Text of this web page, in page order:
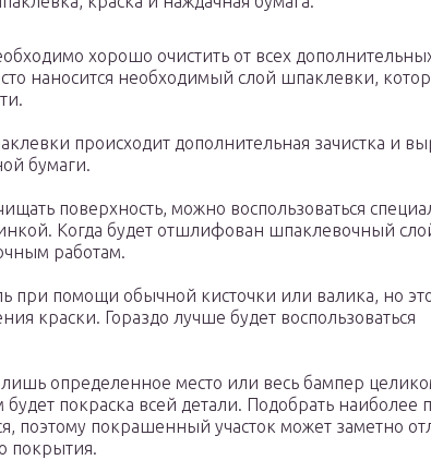
хорошо очистить от всех
наносится необходимый слой шпаклевки,
происходит дополнительная зачистка и
бумаги.
поверхность, можно воспользоваться
Когда будет отшлифован шпаклевочный
работам.
при помощи обычной кисточки или валика, но
краски. Гораздо лучше будет воспользоваться
определенное место или весь бампер
покраска всей детали. Подобрать наиболее
поэтому покрашенный участок может заметно
покрытия.